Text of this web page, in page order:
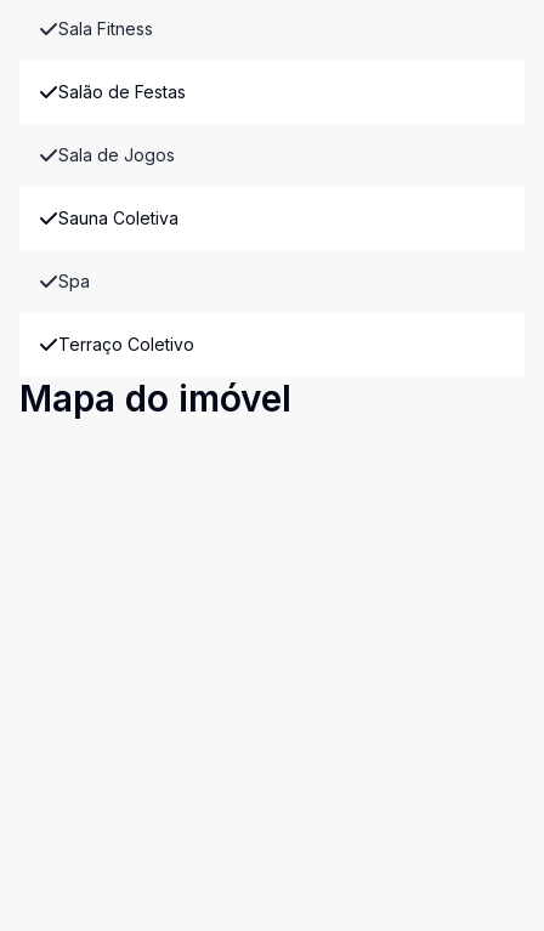
Sala Fitness
Salão de Festas
Sala de Jogos
Sauna Coletiva
Spa
Terraço Coletivo
Mapa do imóvel